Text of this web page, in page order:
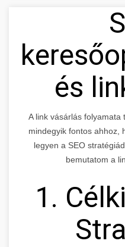
és
A link vásárlás folyamata
mindegyik fontos ahhoz,
legyen a SEO
bemutatom a
1.